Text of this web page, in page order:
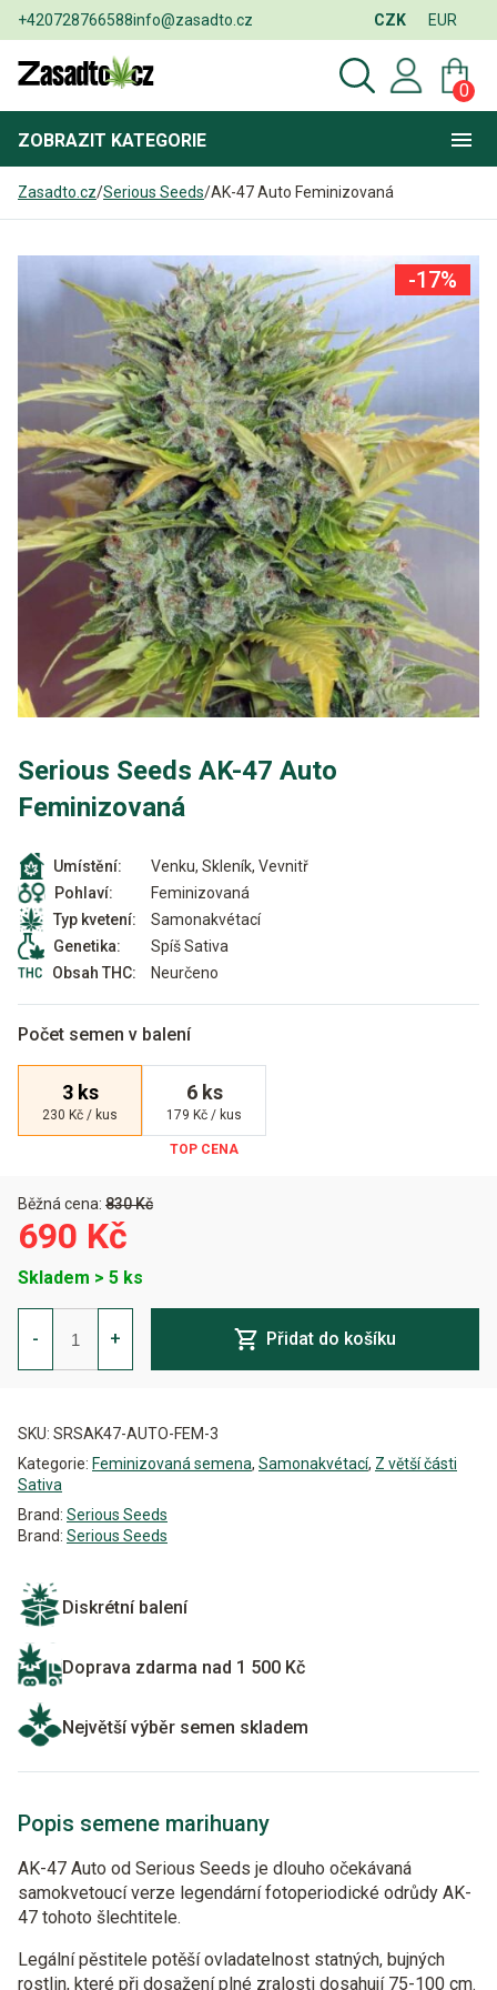
+420728766588info@zasadto.cz CZK EUR
0
ZOBRAZIT KATEGORIE
Zasadto.cz/Serious Seeds/AK-47 Auto Feminizovaná
Serious Seeds AK-47 Auto
Feminizovaná
Umístění:
Venku, Skleník, Vevnitř
Pohlaví:
Feminizovaná
Typ kvetení:
Samonakvétací
Genetika:
Spíš Sativa
Obsah THC:
Neurčeno
Počet semen v balení
3 ks
230 Kč / kus
6 ks
179 Kč / kus
Běžná cena: 830 Kč
-17%
690 Kč
Skladem > 5 ks
-
AK-
Auto
Feminizovaná
+ Přidat do košíku
SKU: SRSAK47-AUTO-FEM-3
Kategorie: Feminizovaná semena, Samonakvétací, Z větší části
Sativa
Brand: Serious Seeds
Brand: Serious Seeds
Diskrétní balení
Doprava zdarma nad 1 500 Kč
Největší výběr semen skladem
Popis semene marihuany
AK-47 Auto od Serious Seeds je dlouho očekávaná
samokvetoucí verze legendární fotoperiodické odrůdy AK-
47 tohoto šlechtitele.
Legální pěstitele potěší ovladatelnost statných, bujných
rostlin, které při dosažení plné zralosti dosahují 75-100 cm.